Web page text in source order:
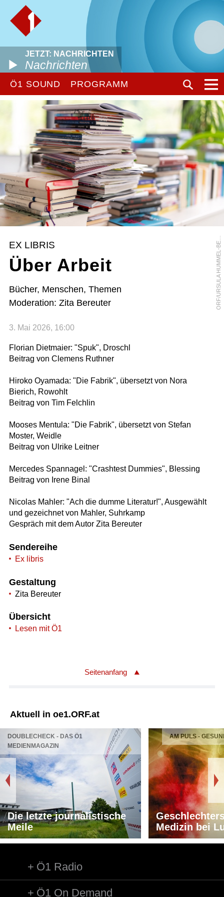
JETZT: NACHRICHTEN
Nachrichten
Ö1 SOUND PROGRAMM
O
R
F
/
U
R
S
U
L
A
H
U
M
M
E
L
-
B
E
R
G
E
R
EX LIBRIS
Über Arbeit
Bücher, Menschen, Themen
Moderation: Zita Bereuter
3. Mai 2026, 16:00
Florian Dietmaier: "Spuk", Droschl
Beitrag von Clemens Ruthner
Hiroko Oyamada: "Die Fabrik", übersetzt von Nora
Bierich, Rowohlt
Beitrag von Tim Felchlin
Mooses Mentula: "Die Fabrik", übersetzt von Stefan
Moster, Weidle
Beitrag von Ulrike Leitner
Mercedes Spannagel: "Crashtest Dummies", Blessing
Beitrag von Irene Binal
Nicolas Mahler: "Ach die dumme Literatur!", Ausgewählt
und gezeichnet von Mahler, Suhrkamp
Gespräch mit dem Autor Zita Bereuter
Sendereihe
Ex libris
Gestaltung
Zita Bereuter
Übersicht
Lesen mit Ö1
Seitenanfang
Aktuell in oe1.ORF.at
DOUBLECHECK - DAS Ö1
MEDIENMAGAZIN
Die letzte journalistische
Meile
AM PULS -
Medizin bei
Ö1 Radio
Ö1 On Demand